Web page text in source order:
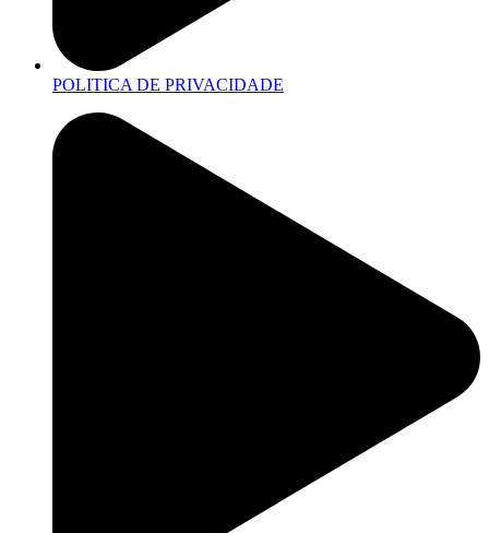
POLITICA DE PRIVACIDADE